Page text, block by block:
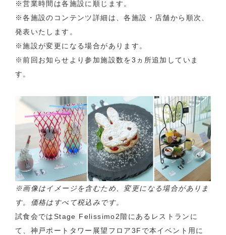
※営業時間は各施設に順じます。
※各施設のコンテンツ詳細は、各施設・店舗から順次、
発表いたします。
※施設が変更になる場合があります。
※前回お知らせより参加施設数を3ヵ所追加していま
す。
※画像はイメージを含むため、変更になる場合がありま
す。価格はすべて税込みです。
試食会ではStage Felissimo2階にあるレストランに
て、神戸ポートタワー展望フロア3Fで本イベント用に